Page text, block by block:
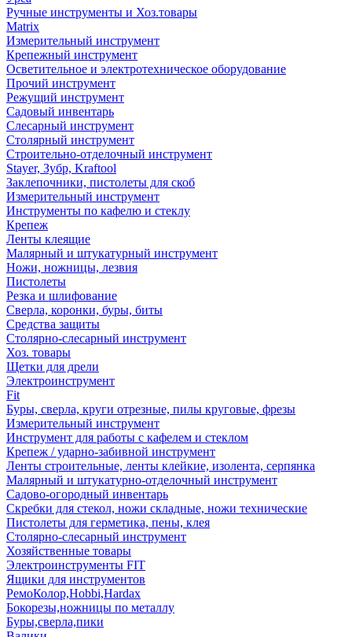
Ручные инструменты и Хоз.товары
Matrix
Измерительный инструмент
Крепежный инструмент
Осветительное и электротехническое оборудование
Прочий инструмент
Режущий инструмент
Садовый инвентарь
Слесарный инструмент
Столярный инструмент
Строительно-отделочный инструмент
Stayer, Зубр, Kraftool
Заклепочники, пистолеты для скоб
Измерительный инструмент
Инструменты по кафелю и стеклу
Крепеж
Ленты клеящие
Малярный и штукатурный инструмент
Ножи, ножницы, лезвия
Пистолеты
Резка и шлифование
Сверла, коронки, буры, биты
Средства защиты
Столярно-слесарный инструмент
Хоз. товары
Щетки для дрели
Электроинструмент
Fit
Буры, сверла, круги отрезные, пилы круговые, фрезы
Измерительный инструмент
Инструмент для работы с кафелем и стеклом
Крепеж / ударно-забивной инструмент
Ленты строительные, ленты клейкие, изолента, серпянка
Малярный и штукатурно-отделочный инструмент
Садово-огородный инвентарь
Скребки для стекол, ножи складные, ножи технические
Пистолеты для герметика, пены, клея
Столярно-слесарный инструмент
Хозяйственные товары
Электроинструменты FIT
Ящики для инструментов
РемоКолор,Hobbi,Hardax
Бокорезы,ножницы по металлу
Буры,сверла,пики